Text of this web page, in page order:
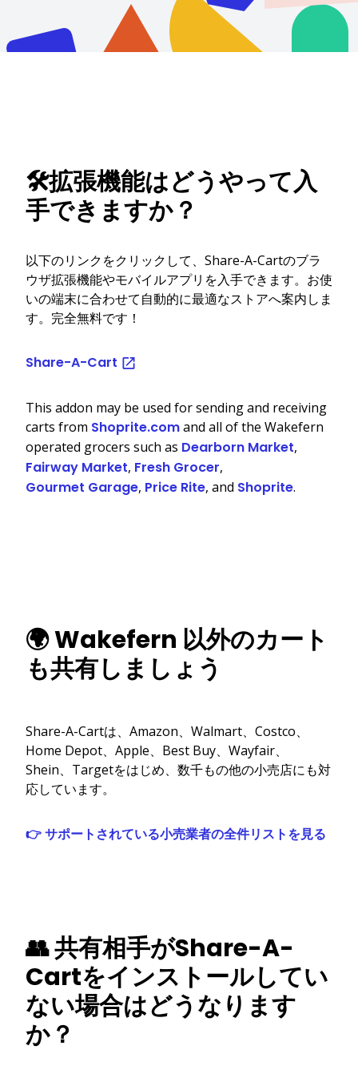
🛠️拡張機能はどうやって入
手できますか？
以下のリンクをクリックして、Share-A-Cartのブラ
ウザ拡張機能やモバイルアプリを入手できます。お使
いの端末に合わせて自動的に最適なストアへ案内しま
す。完全無料です！
Share-A-Cart
This addon may be used for sending and receiving
carts from Shoprite.comand all of the Wakefern
operated grocers such as Dearborn Market,
Fairway Market, Fresh Grocer,
Gourmet Garage, Price Rite, and Shoprite.
🌍 Wakefern 以外のカート
も共有しましょう
Share-A-Cartは、Amazon、Walmart、Costco、
Home Depot、Apple、Best Buy、Wayfair、
Shein、Targetをはじめ、数千もの他の小売店にも対
応しています。
👉 サポートされている小売業者の全件リストを見る
👥 共有相手がShare-A-
Cartをインストールしてい
ない場合はどうなります
か？